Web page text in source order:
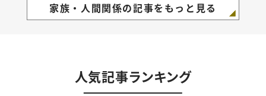
家族・人間関係の記事をもっと見る
人気記事ランキング